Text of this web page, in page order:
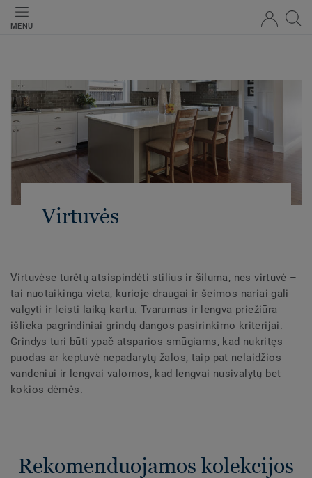
MENU
Virtuvės
Virtuvėse turėtų atsispindėti stilius ir šiluma, nes virtuvė –
tai nuotaikinga vieta, kurioje draugai ir šeimos nariai gali
valgyti ir leisti laiką kartu. Tvarumas ir lengva priežiūra
išlieka pagrindiniai grindų dangos pasirinkimo kriterijai.
Grindys turi būti ypač atsparios smūgiams, kad nukritęs
puodas ar keptuvė nepadarytų žalos, taip pat nelaidžios
vandeniui ir lengvai valomos, kad lengvai nusivalytų bet
kokios dėmės.
Rekomenduojamos kolekcijos